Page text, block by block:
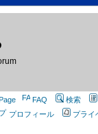
FAQ
検索
プロフィール
プライ